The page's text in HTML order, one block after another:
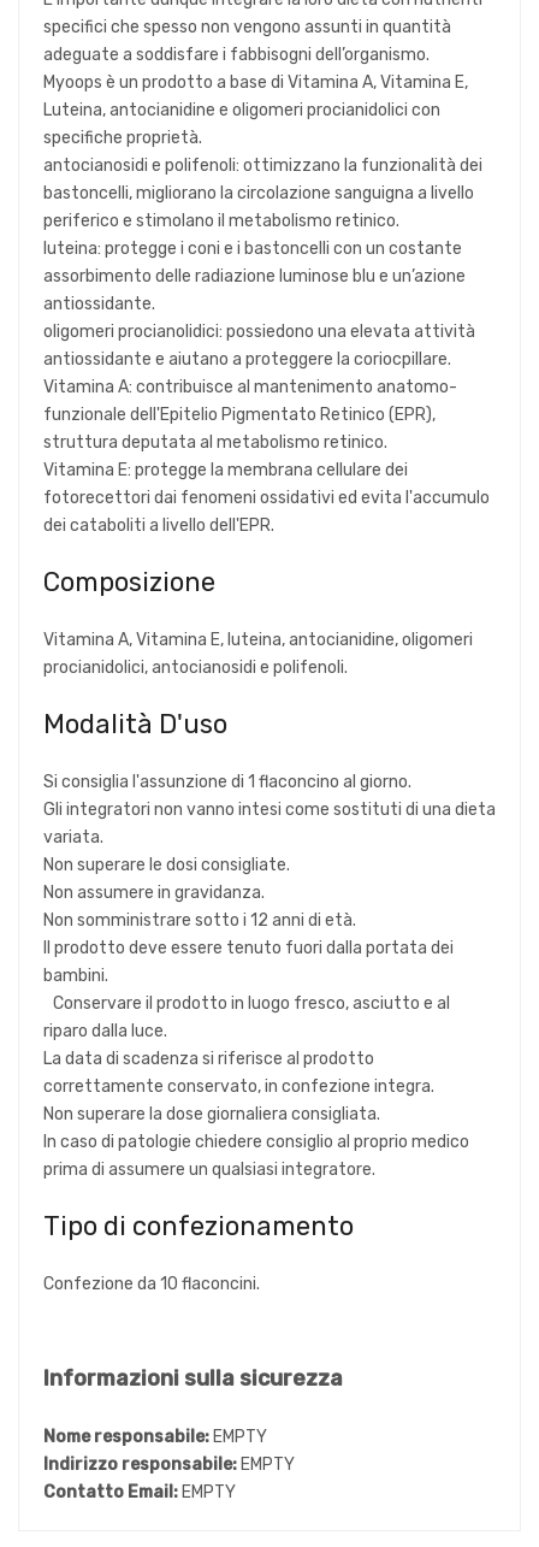
specifici che spesso non vengono assunti in quantità
adeguate a soddisfare i fabbisogni dell’organismo.
Myoops è un prodotto a base di Vitamina A, Vitamina E,
Luteina, antocianidine e oligomeri procianidolici con
specifiche proprietà.
antocianosidi e polifenoli: ottimizzano la funzionalità dei
bastoncelli, migliorano la circolazione sanguigna a livello
periferico e stimolano il metabolismo retinico.
luteina: protegge i coni e i bastoncelli con un costante
assorbimento delle radiazione luminose blu e un’azione
antiossidante.
oligomeri procianolidici: possiedono una elevata attività
antiossidante e aiutano a proteggere la coriocpillare.
Vitamina A: contribuisce al mantenimento anatomo-
funzionale dell'Epitelio Pigmentato Retinico (EPR),
struttura deputata al metabolismo retinico.
Vitamina E: protegge la membrana cellulare dei
fotorecettori dai fenomeni ossidativi ed evita l'accumulo
dei cataboliti a livello dell'EPR.
Composizione
Vitamina A, Vitamina E, luteina, antocianidine, oligomeri
procianidolici, antocianosidi e polifenoli.
Modalità D'uso
Si consiglia l'assunzione di 1 flaconcino al giorno.
Gli integratori non vanno intesi come sostituti di una dieta
variata.
Non superare le dosi consigliate.
Non assumere in gravidanza.
Non somministrare sotto i 12 anni di età.
Il prodotto deve essere tenuto fuori dalla portata dei
bambini.
Conservare il prodotto in luogo fresco, asciutto e al
riparo dalla luce.
La data di scadenza si riferisce al prodotto
correttamente conservato, in confezione integra.
Non superare la dose giornaliera consigliata.
In caso di patologie chiedere consiglio al proprio medico
prima di assumere un qualsiasi integratore.
Tipo di confezionamento
Confezione da 10 flaconcini.
Informazioni sulla sicurezza
Nome responsabile: EMPTY
Indirizzo responsabile: EMPTY
Contatto Email: EMPTY